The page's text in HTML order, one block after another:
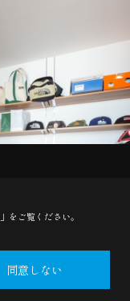
」をご覧ください。
同意しない